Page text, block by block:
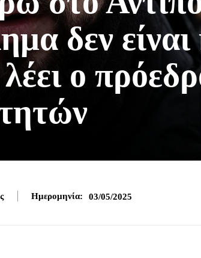
δεν
ο
Ημερομηνία: 03/05/2025